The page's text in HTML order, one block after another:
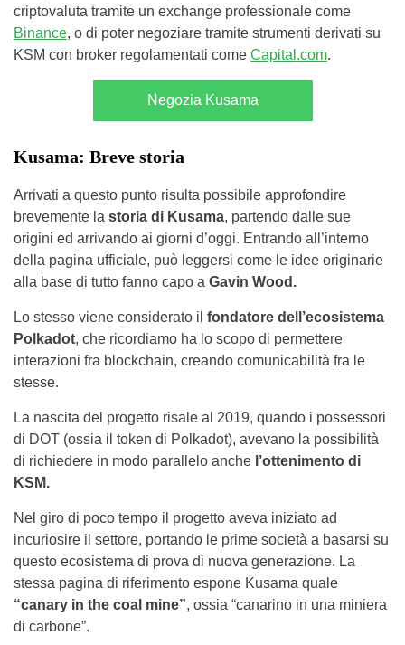
criptovaluta tramite un exchange professionale come
Binance, o di poter negoziare tramite strumenti derivati su
KSM con broker regolamentati come Capital.com.
Negozia Kusama
Kusama: Breve storia
Arrivati a questo punto risulta possibile approfondire
brevemente la storia di Kusama, partendo dalle sue
origini ed arrivando ai giorni d’oggi. Entrando all’interno
della pagina ufficiale, può leggersi come le idee originarie
alla base di tutto fanno capo a Gavin Wood.
Lo stesso viene considerato il fondatore dell’ecosistema
Polkadot, che ricordiamo ha lo scopo di permettere
interazioni fra blockchain, creando comunicabilità fra le
stesse.
La nascita del progetto risale al 2019, quando i possessori
di DOT (ossia il token di Polkadot), avevano la possibilità
di richiedere in modo parallelo anche l’ottenimento di
KSM.
Nel giro di poco tempo il progetto aveva iniziato ad
incuriosire il settore, portando le prime società a basarsi su
questo ecosistema di prova di nuova generazione. La
stessa pagina di riferimento espone Kusama quale
“canary in the coal mine”, ossia “canarino in una miniera
di carbone”.